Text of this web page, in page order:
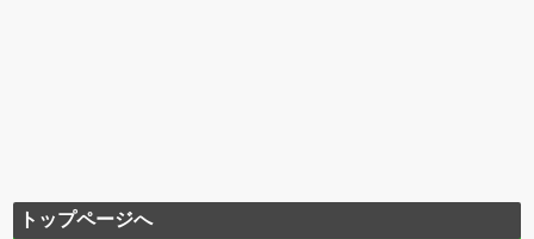
トップページへ